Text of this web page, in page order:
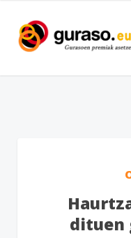
dituen